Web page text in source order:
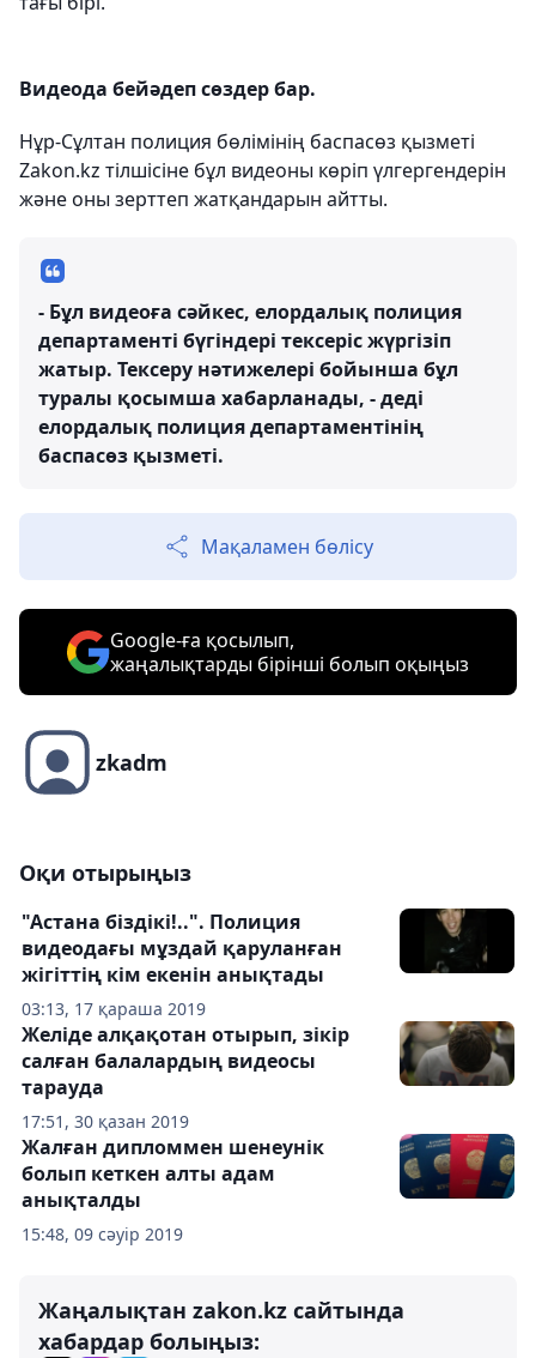
Видеода бейәдеп сөздер бар.
Нұр-Сұлтан полиция бөлімінің баспасөз қызметі
Zakon.kz тілшісіне бұл видеоны көріп үлгергендерін
және оны зерттеп жатқандарын айтты.
- Бұл видеоға сәйкес, елордалық полиция
департаменті бүгіндері тексеріс жүргізіп
жатыр. Тексеру нәтижелері бойынша бұл
туралы қосымша хабарланады, - деді
елордалық полиция департаментінің
баспасөз қызметі.
Мақаламен бөлісу
Google-ға қосылып,
жаңалықтарды бірінші болып оқыңыз
zkadm
Оқи отырыңыз
03:13, 17 қараша 2019
"Астана біздікі!..". Полиция
видеодағы мұздай қаруланған
жігіттің кім екенін анықтады
17:51, 30 қазан 2019
Желіде алқақотан отырып, зікір
салған балалардың видеосы
тарауда
15:48, 09 сәуір 2019
Жалған дипломмен шенеунік
болып кеткен алты адам
анықталды
Жаңалықтан zakon.kz сайтында
хабардар болыңыз: